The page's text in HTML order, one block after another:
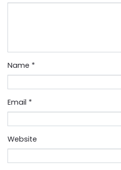
Name *
Email *
Website